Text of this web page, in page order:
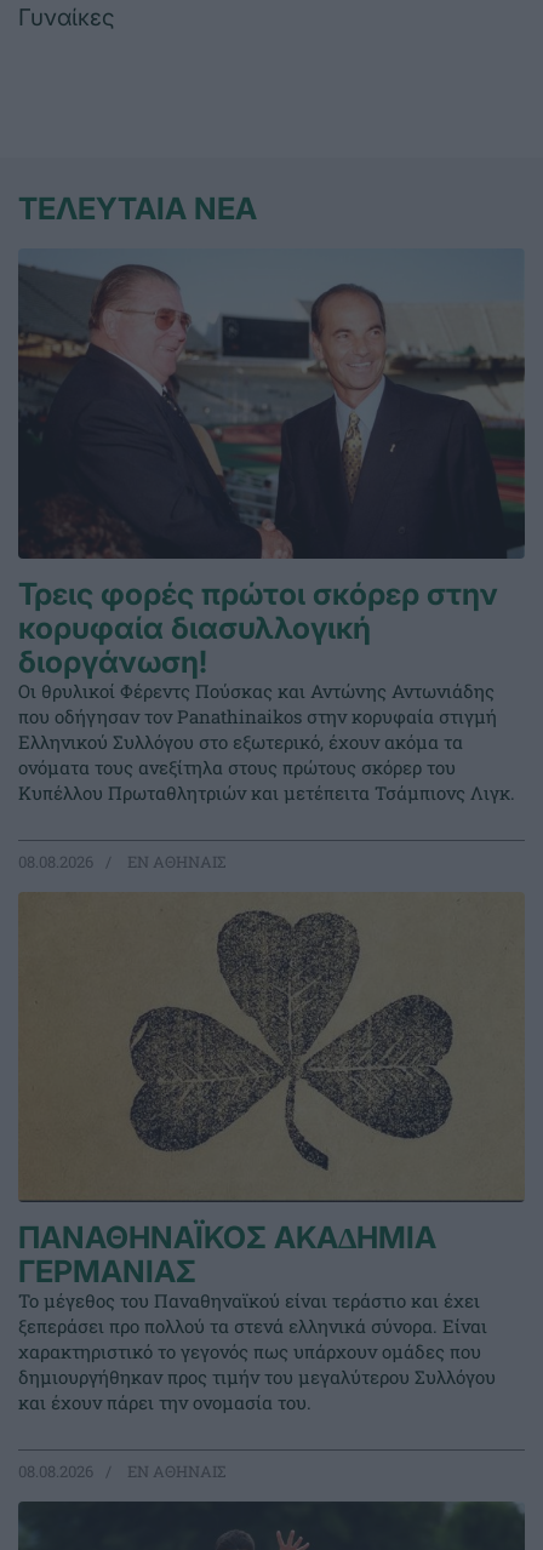
Γυναίκες
ΤΕΛΕΥΤΑΙΑ ΝΕΑ
Τρεις φορές πρώτοι σκόρερ στην
κορυφαία διασυλλογική
διοργάνωση!
Οι θρυλικοί Φέρεντς Πούσκας και Αντώνης Αντωνιάδης
που οδήγησαν τον Panathinaikos στην κορυφαία στιγμή
Ελληνικού Συλλόγου στο εξωτερικό, έχουν ακόμα τα
ονόματα τους ανεξίτηλα στους πρώτους σκόρερ του
Κυπέλλου Πρωταθλητριών και μετέπειτα Τσάμπιονς Λιγκ.
08.08.2026 EΝ ΑΘΗΝΑΙΣ
ΠΑΝΑΘΗΝΑΪΚΟΣ ΑΚΑ∆ΗΜΙΑ
ΓΕΡΜΑΝΙΑΣ
Το μέγεθος του Παναθηναϊκού είναι τεράστιο και έχει
ξεπεράσει προ πολλού τα στενά ελληνικά σύνορα. Είναι
χαρακτηριστικό το γεγονός πως υπάρχουν ομάδες που
δημιουργήθηκαν προς τιμήν του μεγαλύτερου Συλλόγου
και έχουν πάρει την ονομασία του.
08.08.2026 EΝ ΑΘΗΝΑΙΣ